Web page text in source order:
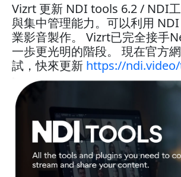
Vizrt 更新 NDI tools 6.2 / NDI
與集中管理能力。可以利用
業影音製作。 Vizrt已完全接手
一歩更光明的階段。 現在官方
試，快來更新 https://